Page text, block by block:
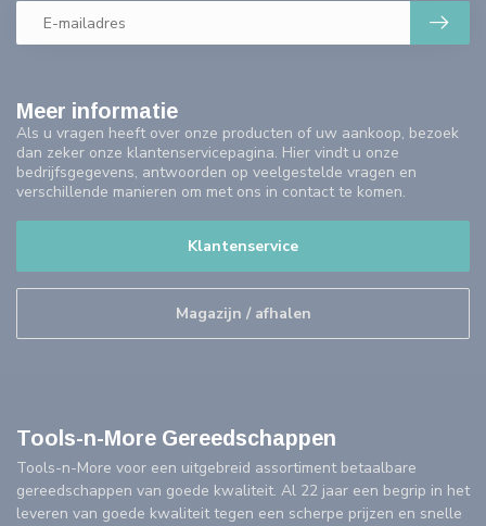
Meer informatie
Als u vragen heeft over onze producten of uw aankoop, bezoek
dan zeker onze klantenservicepagina. Hier vindt u onze
bedrijfsgegevens, antwoorden op veelgestelde vragen en
verschillende manieren om met ons in contact te komen.
Klantenservice
Magazijn / afhalen
Tools-n-More Gereedschappen
Tools-n-More voor een uitgebreid assortiment betaalbare
gereedschappen van goede kwaliteit. Al 22 jaar een begrip in het
leveren van goede kwaliteit tegen een scherpe prijzen en snelle